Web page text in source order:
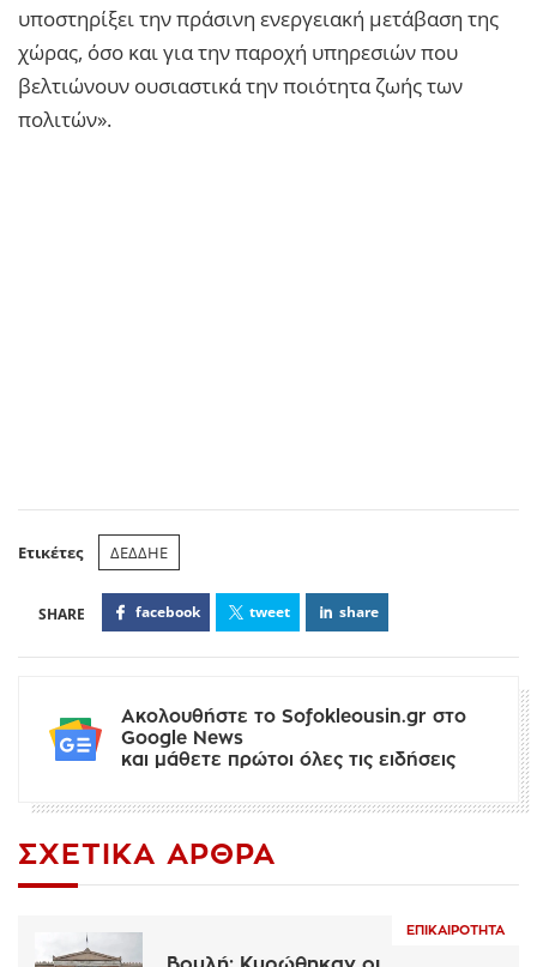
υποστηρίξει την πράσινη ενεργειακή μετάβαση της
χώρας, όσο και για την παροχή υπηρεσιών που
βελτιώνουν ουσιαστικά την ποιότητα ζωής των
πολιτών».
Ετικέτες ΔΕΔΔΗΕ
facebook tweet share
Ακολουθήστε το Sofokleousin.gr στο
Google News
και μάθετε πρώτοι όλες τις ειδήσεις
ΣΧΕΤΙΚΆ ΆΡΘΡΑ
ΕΠΙΚΑΙΡΌΤΗΤΑ